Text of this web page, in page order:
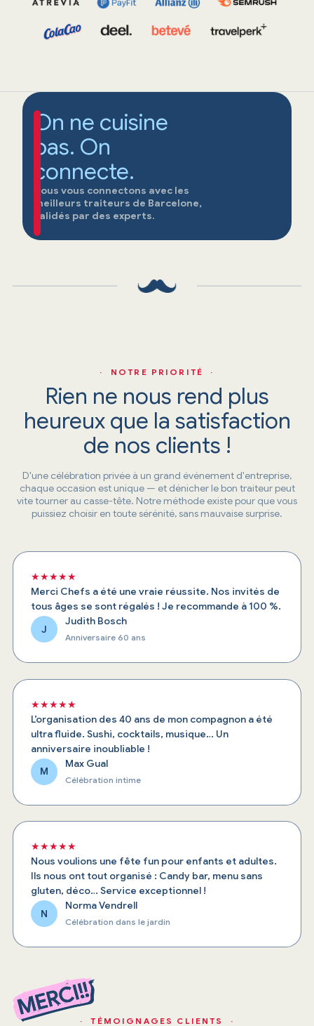
On ne cuisine
pas. On
connecte.
Nous vous connectons avec les
meilleurs traiteurs de Barcelone,
validés par des experts.
· NOTRE PRIORITÉ ·
Rien ne nous rend plus
heureux que la satisfaction
de nos clients !
D'une célébration privée à un grand événement d'entreprise,
chaque occasion est unique — et dénicher le bon traiteur peut
vite tourner au casse-tête. Notre méthode existe pour que vous
puissiez choisir en toute sérénité, sans mauvaise surprise.
★★★★★
Merci Chefs a été une vraie réussite. Nos invités de
tous âges se sont régalés ! Je recommande à 100 %.
J
Judith Bosch
Anniversaire 60 ans
★★★★★
L’organisation des 40 ans de mon compagnon a été
ultra fluide. Sushi, cocktails, musique… Un
anniversaire inoubliable !
M
Max Gual
Célébration intime
★★★★★
Nous voulions une fête fun pour enfants et adultes.
Ils nous ont tout organisé : Candy bar, menu sans
gluten, déco… Service exceptionnel !
N
Norma Vendrell
Célébration dans le jardin
· TÉMOIGNAGES CLIENTS ·